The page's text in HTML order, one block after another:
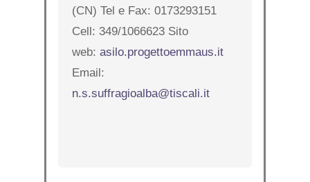
(CN) Tel e Fax: 0173293151
Cell: 349/1066623 Sito
web: asilo.progettoemmaus.it
Email:
n.s.suffragioalba@tiscali.it